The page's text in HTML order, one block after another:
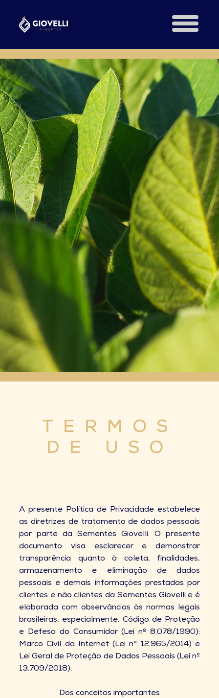
TERMOS
DE USO
A presente Política de Privacidade estabelece
as diretrizes de tratamento de dados pessoais
por parte da Sementes Giovelli. O presente
documento visa esclarecer e demonstrar
transparência quanto à coleta, finalidades,
armazenamento e eliminação de dados
pessoais e demais informações prestadas por
clientes e não clientes da Sementes Giovelli e é
elaborada com observâncias às normas legais
brasileiras, especialmente: Código de Proteção
e Defesa do Consumidor (Lei nº 8.078/1990);
Marco Civil da Internet (Lei nº 12.965/2014) e
Lei Geral de Proteção de Dados Pessoais (Lei nº
13.709/2018).
Dos conceitos importantes